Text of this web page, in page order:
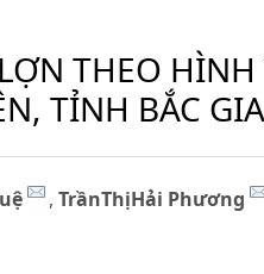
THEO
TỈNH BẮC
,TrầnThịHải Phương